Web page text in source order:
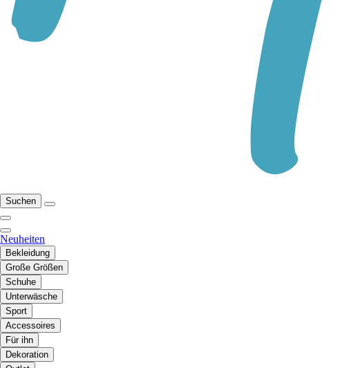
Suchen
Neuheiten
Bekleidung
Große Größen
Schuhe
Unterwäsche
Sport
Accessoires
Für ihn
Dekoration